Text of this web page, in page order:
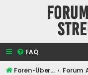
FAQ
Foren-Übersicht